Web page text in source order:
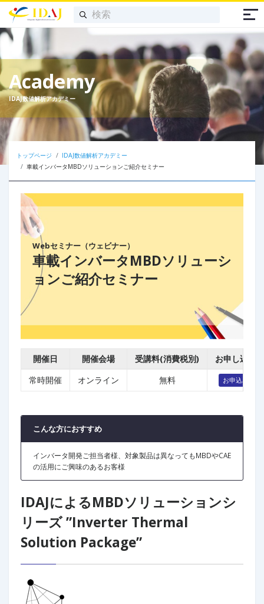
Academy
IDAJ数値解析アカデミー
トップページ
IDAJ数値解析アカデミー
車載インバータMBDソリューションご紹介セミナー
Webセミナー（ウェビナー）
車載インバータMBDソリューシ
ョンご紹介セミナー
開催日 開催会場 受講料(消費税別)
お申し込み
常時開催
オンライン 無料 お申込み
こんな方におすすめ
インバータ開発ご担当者様、対象製品は異なってもMBDやCAE
の活用にご興味のあるお客様
IDAJによるMBDソリューションシ
リーズ ”Inverter Thermal
Solution Package”